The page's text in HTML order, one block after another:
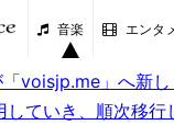
音楽 エンタ
voisjp.me」へ新し
ていき、順次移行